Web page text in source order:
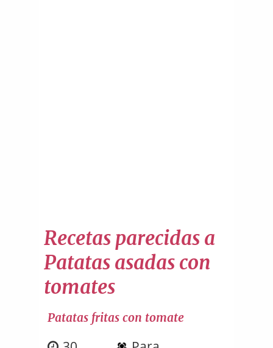
Recetas parecidas a
Patatas asadas con
tomates
Patatas fritas con tomate